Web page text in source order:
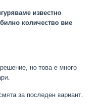
известно
количество вие
но това е много
за последен вариант.